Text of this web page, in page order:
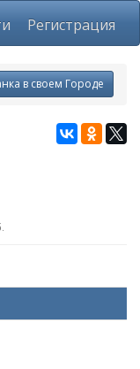
Регистрация
в своем Городе